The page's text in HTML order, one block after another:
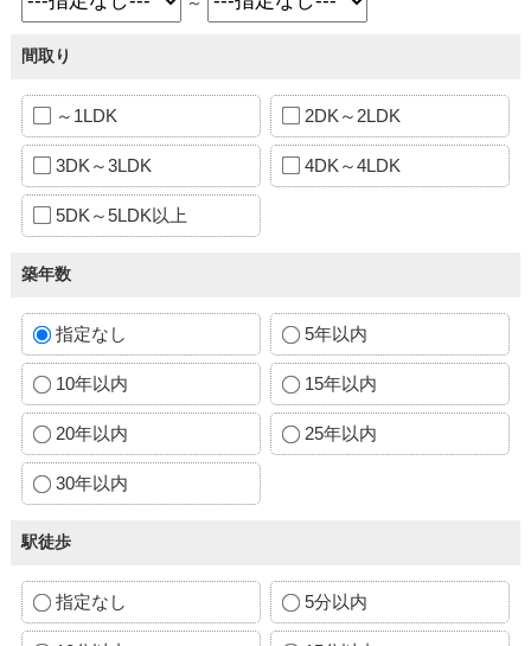
間取り
～1LDK 2DK～2LDK
3DK～3LDK 4DK～4LDK
5DK～5LDK以上
築年数
指定なし 5年以内
10年以内 15年以内
20年以内 25年以内
30年以内
駅徒歩
指定なし 5分以内